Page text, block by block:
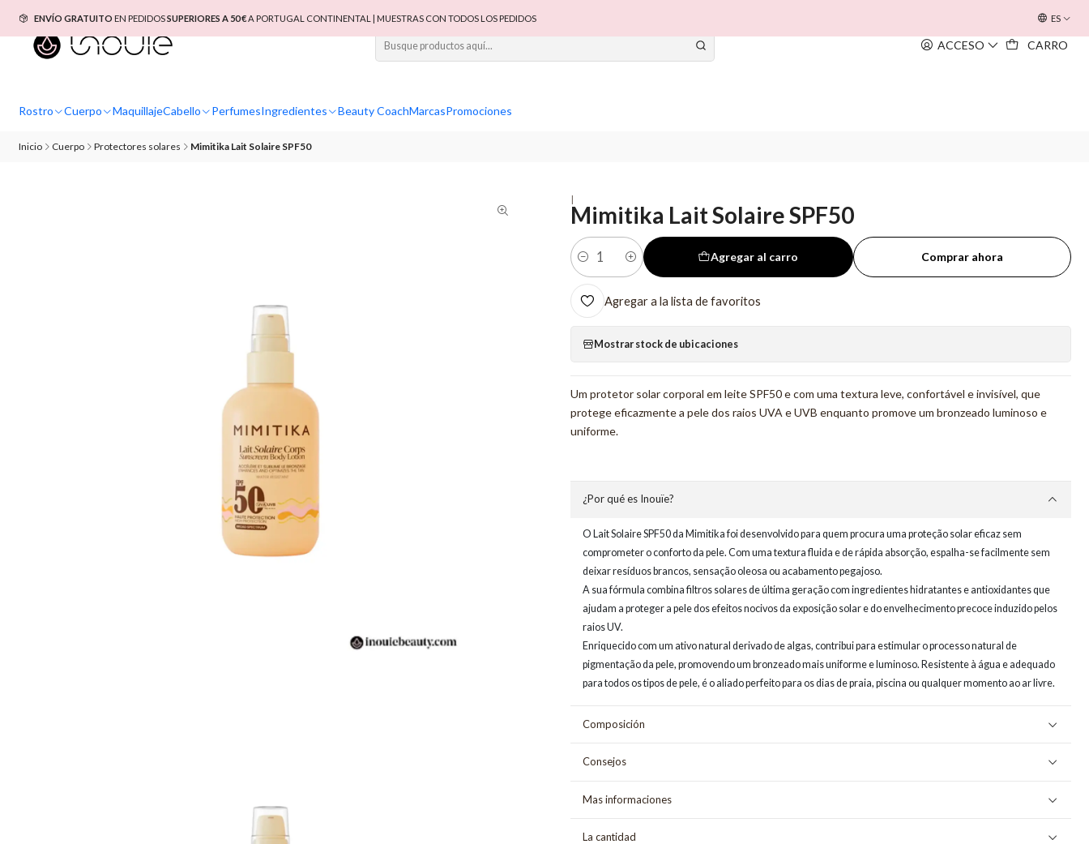
ACCESO CARRO
Rostro Cuerpo MaquillajeCabello PerfumesIngredientes Beauty CoachMarcasPromociones
ENVÍO GRATUITO EN PEDIDOSSUPERIORES A 50 €A PORTUGAL CONTINENTAL | MUESTRAS CON TODOS LOS PEDIDOS EM TODAS AS COMPRAS ES
Inicio Cuerpo Protectores solares Mimitika Lait Solaire SPF50
|
Mimitika Lait Solaire SPF50
Cantidad
Agregar al carro Comprar ahora
Agregar a la lista de favoritos
Mostrar stock de ubicaciones
Um protetor solar corporal em leite SPF50 e com uma textura leve, confortável e invisível, que
protege eficazmente a pele dos raios UVA e UVB enquanto promove um bronzeado luminoso e
uniforme.
¿Por qué es Inouïe?
O Lait Solaire SPF50 da Mimitika foi desenvolvido para quem procura uma proteção solar eficaz sem
comprometer o conforto da pele. Com uma textura fluida e de rápida absorção, espalha-se facilmente sem
deixar resíduos brancos, sensação oleosa ou acabamento pegajoso.
A sua fórmula combina filtros solares de última geração com ingredientes hidratantes e antioxidantes que
ajudam a proteger a pele dos efeitos nocivos da exposição solar e do envelhecimento precoce induzido pelos
raios UV.
Enriquecido com um ativo natural derivado de algas, contribui para estimular o processo natural de
pigmentação da pele, promovendo um bronzeado mais uniforme e luminoso. Resistente à água e adequado
para todos os tipos de pele, é o aliado perfeito para os dias de praia, piscina ou qualquer momento ao ar livre.
Composición
Consejos
Mas informaciones
La cantidad